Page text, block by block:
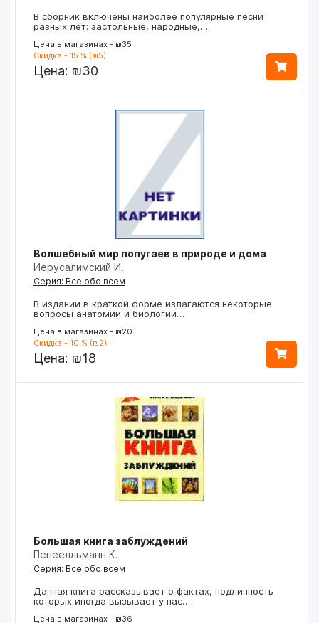
В сборник включены наиболее популярные песни
разных лет: застольные, народные,…
Цена в магазинах - ₪35
Скидка - 15 % (₪5)
Цена: ₪30
Волшебный мир попугаев в природе и дома
Иерусалимский И.
Серия: Все обо всем
В издании в краткой форме излагаются некоторые
вопросы анатомии и биологии…
Цена в магазинах - ₪20
Скидка - 10 % (₪2)
Цена: ₪18
Большая книга заблуждений
Пепеелльманн К.
Серия: Все обо всем
Данная книга рассказывает о фактах, подлинность
которых иногда вызывает у нас…
Цена в магазинах - ₪36